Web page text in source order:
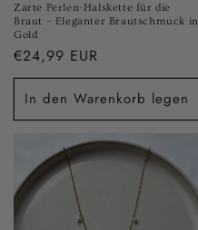
Zarte Perlen-Halskette für die
Braut – Eleganter Brautschmuck in
Gold
Normaler
Preis
€24,99 EUR
In den Warenkorb legen